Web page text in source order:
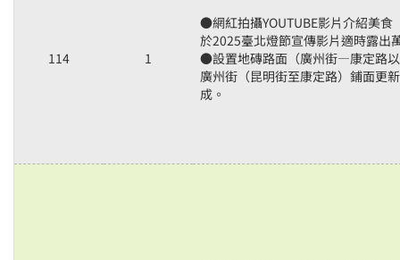
114 1
●網紅拍攝YOUTUBE影片介紹美食
於2025臺北燈節宣傳影片適時露出
●設置地磚路面（廣州街—康定路
廣州街（昆明街至康定路）鋪面更
成。